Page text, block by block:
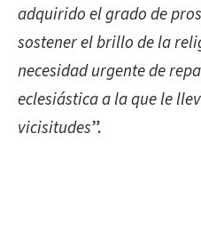
adquirido el grado de
sostener el brillo de la
necesidad urgente de
eclesiástica a la que le
vicisitudes”.